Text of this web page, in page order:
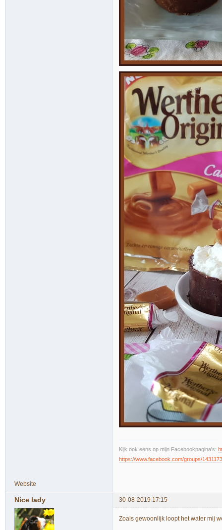
Kijk ook eens op mijn Facebookpagina's:
https://www.facebook.com/groups/
Website
Nice lady 30-08-2019 17:15
Zoals gewoonlijk loopt het water mij